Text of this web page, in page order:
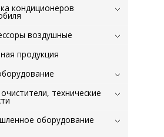
кондиционеров
воздушные
продукция
технические
оборудование